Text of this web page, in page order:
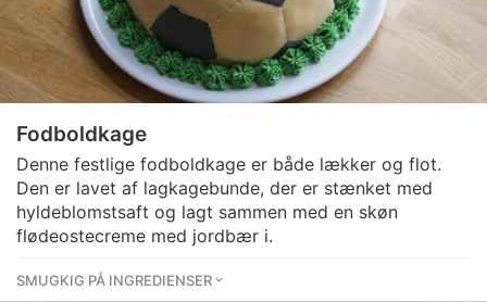
Fodboldkage
Denne festlige fodboldkage er både lækker og flot.
Den er lavet af lagkagebunde, der er stænket med
hyldeblomstsaft og lagt sammen med en skøn
flødeostecreme med jordbær i.
SMUGKIG PÅ INGREDIENSER